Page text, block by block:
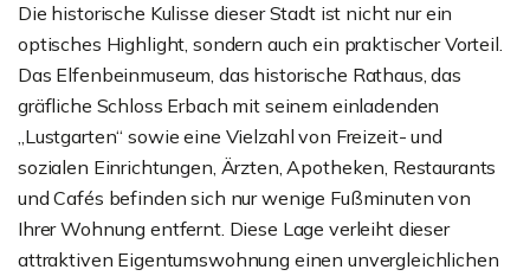
Die historische Kulisse dieser Stadt ist nicht nur ein
optisches Highlight, sondern auch ein praktischer Vorteil.
Das Elfenbeinmuseum, das historische Rathaus, das
gräfliche Schloss Erbach mit seinem einladenden
„Lustgarten“ sowie eine Vielzahl von Freizeit- und
sozialen Einrichtungen, Ärzten, Apotheken, Restaurants
und Cafés befinden sich nur wenige Fußminuten von
Ihrer Wohnung entfernt. Diese Lage verleiht dieser
attraktiven Eigentumswohnung einen unvergleichlichen